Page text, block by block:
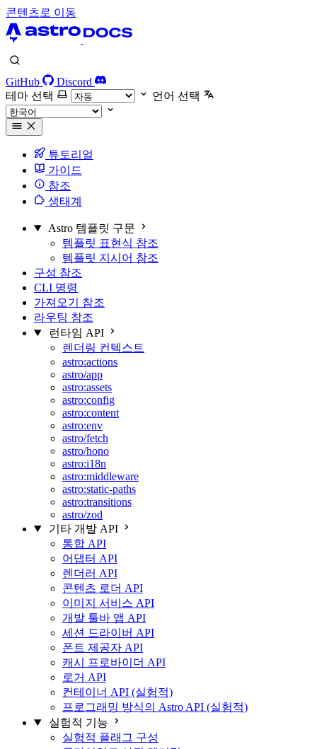
콘텐츠로 이동
GitHub
Discord
테마 선택
언어 선택
튜토리얼
가이드
참조
생태계
Astro 템플릿 구문
템플릿 표현식 참조
템플릿 지시어 참조
구성 참조
CLI 명령
가져오기 참조
라우팅 참조
런타임 API
렌더링 컨텍스트
astro:actions
astro/app
astro:assets
astro:config
astro:content
astro:env
astro/fetch
astro/hono
astro:i18n
astro:middleware
astro:static-paths
astro:transitions
astro/zod
기타 개발 API
통합 API
어댑터 API
렌더러 API
콘텐츠 로더 API
이미지 서비스 API
개발 툴바 앱 API
세션 드라이버 API
폰트 제공자 API
캐시 프로바이더 API
로거 API
컨테이너 API (실험적)
프로그래밍 방식의 Astro API (실험적)
실험적 기능
실험적 플래그 구성